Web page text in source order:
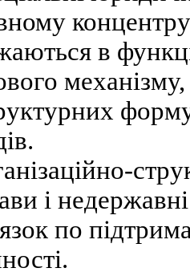
в
механізму,
і
по